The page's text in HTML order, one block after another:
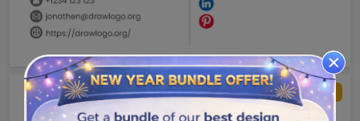
Bezahlt